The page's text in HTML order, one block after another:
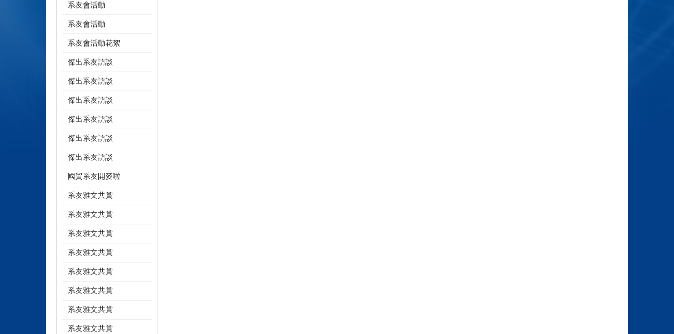
系友會活動
系友會活動
系友會活動花絮
傑出系友訪談
傑出系友訪談
傑出系友訪談
傑出系友訪談
傑出系友訪談
傑出系友訪談
國貿系友開麥啦
系友雅文共賞
系友雅文共賞
系友雅文共賞
系友雅文共賞
系友雅文共賞
系友雅文共賞
系友雅文共賞
系友雅文共賞